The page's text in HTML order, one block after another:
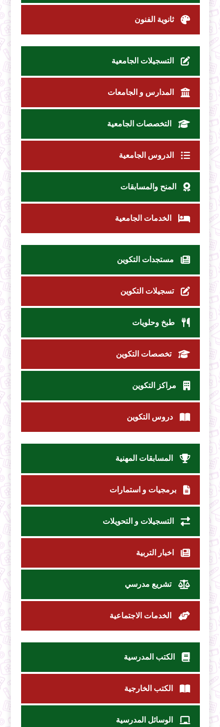
ثانوية الفنون
التسجيلات الجامعية
المدارس و الجامعات
التخصصات الجامعية
الدروس الجامعية
المنح والمسابقات
الخدمات الجامعية
مستجدات التكوين
تسجيلات التكوين
طبخ وحلويات
تخصصات التكوين
مراكز التكوين
دروس التكوين
المسابقات المهنية
برمجيات و استمارات
التسجيلات و التحويلات
اخبار التربية
تشريع مدرسي
الخدمات الاجتماعية
الكتب المدرسية
الكتب الخارجية
الوسائل المدرسية